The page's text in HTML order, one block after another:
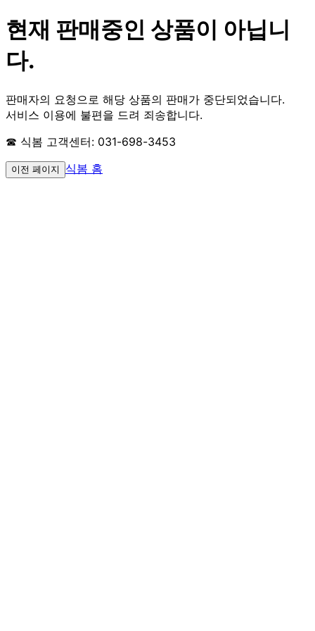
현재 판매중인 상품이 아닙니
다.
판매자의 요청으로 해당 상품의 판매가 중단되었습니다.
서비스 이용에 불편을 드려 죄송합니다.
☎ 식봄 고객센터: 031-698-3453
이전 페이지 식봄 홈